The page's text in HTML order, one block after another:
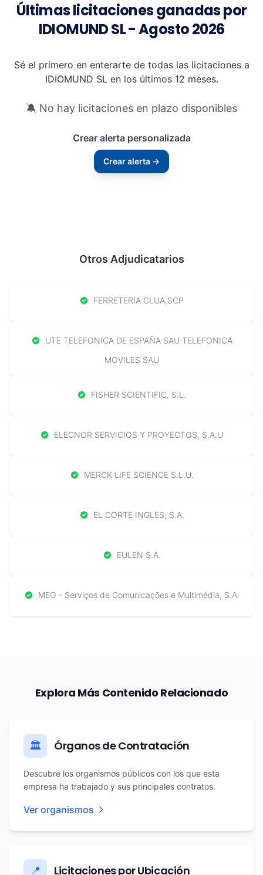
Últimas licitaciones ganadas por
IDIOMUND SL - Agosto 2026
Sé el primero en enterarte de todas las licitaciones a
IDIOMUND SL en los últimos 12 meses.
🔕 No hay licitaciones en plazo disponibles
Crear alerta personalizada
Crear alerta →
Otros Adjudicatarios
FERRETERIA CLUA,SCP
UTE TELEFONICA DE ESPAÑA SAU TELEFONICA
MOVILES SAU
FISHER SCIENTIFIC, S.L.
ELECNOR SERVICIOS Y PROYECTOS, S.A.U
MERCK LIFE SCIENCE S.L.U.
EL CORTE INGLES, S.A.
EULEN S.A.
MEO - Serviços de Comunicações e Multimédia, S.A.
Explora Más Contenido Relacionado
🏛️ Órganos de Contratación
Descubre los organismos públicos con los que esta
empresa ha trabajado y sus principales contratos.
Ver organismos
📍 Licitaciones por Ubicación